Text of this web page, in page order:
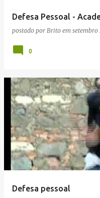
Defesa Pessoal -
postado por Brito em setembro
0
Defesa pessoal